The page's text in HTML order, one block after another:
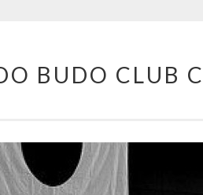
principal
BUDO CLUB